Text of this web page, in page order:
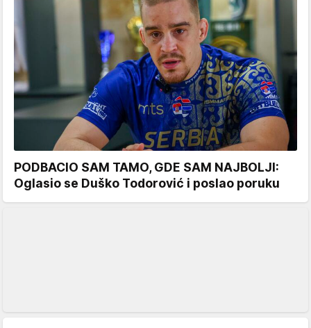
PODBACIO SAM TAMO, GDE SAM NAJBOLJI:
Oglasio se Duško Todorović i poslao poruku